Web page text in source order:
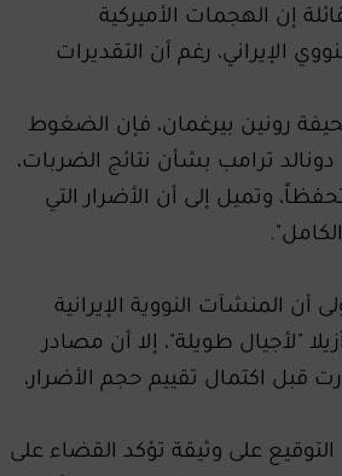
إن الهجمات الأميركية
الإيراني، رغم أن التقديرات
رونين بيرغمان، فإن الضغوط
دونالد ترامب بشأن نتائج الضربات،
وتميل إلى أن الأضرار التي
أن المنشآت النووية الإيرانية
"لأجيال طويلة"، إلا أن مصادر
قبل اكتمال تقييم حجم الأضرار،
على وثيقة تؤكد القضاء على